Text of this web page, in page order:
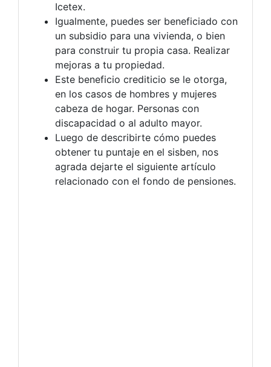
Icetex.
Igualmente, puedes ser beneficiado con
un subsidio para una vivienda, o bien
para construir tu propia casa. Realizar
mejoras a tu propiedad.
Este beneficio crediticio se le otorga,
en los casos de hombres y mujeres
cabeza de hogar. Personas con
discapacidad o al adulto mayor.
Luego de describirte cómo puedes
obtener tu puntaje en el sisben, nos
agrada dejarte el siguiente artículo
relacionado con el fondo de pensiones.